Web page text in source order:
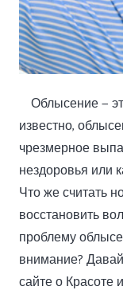
Облысение —
известно,
чрезмерное
нездоровья или
Что же считать
восстановить
проблему
внимание?
сайте о Красоте